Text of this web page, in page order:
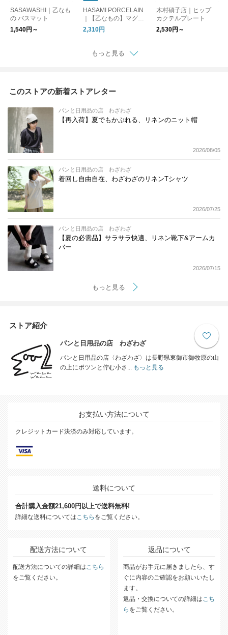
SASAWASHI｜乙なも
の バスマット
1,540円～
HASAMI PORCELAIN
｜【乙なもの】マグカ
ップ Mサイズ
2,310円
木村硝子店｜ヒップ
カクテルプレート
2,530円～
もっと見る
このストアの新着ストアレター
パンと日用品の店 わざわざ
【再入荷】夏でもかぶれる、リネンのニット帽
2026/08/05
パンと日用品の店 わざわざ
着回し自由自在、わざわざのリネンTシャツ
2026/07/25
パンと日用品の店 わざわざ
【夏の必需品】サラサラ快適、リネン靴下&アームカ
バー
2026/07/15
もっと見る
ストア紹介
パンと日用品の店 わざわざ
パンと日用品の店〈わざわざ〉は長野県東御市御牧原の山
の上にポツンと佇む小さ...もっと見る
お支払い方法について
クレジットカード決済のみ対応しています。
送料について
合計購入金額21,600円以上で送料無料!
詳細な送料についてはこちら をご覧ください。
配送方法について
配送方法についての詳細はこちら
をご覧ください。
返品について
商品がお手元に届きましたら、す
ぐに内容のご確認をお願いいたし
ます。
返品・交換についての詳細はこち
ら をご覧ください。